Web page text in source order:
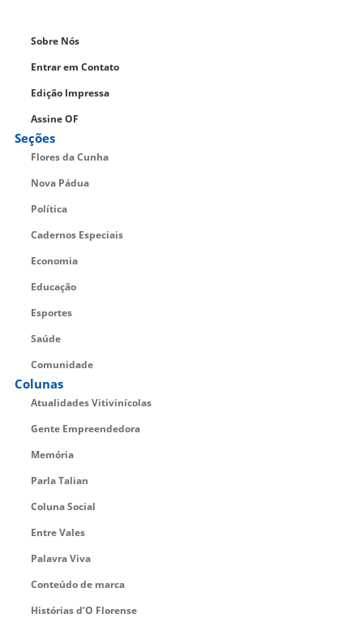
Sobre Nós
Entrar em Contato
Edição Impressa
Assine OF
Seções
Flores da Cunha
Nova Pádua
Política
Cadernos Especiais
Economia
Educação
Esportes
Saúde
Comunidade
Colunas
Atualidades Vitivinícolas
Gente Empreendedora
Memória
Parla Talian
Coluna Social
Entre Vales
Palavra Viva
Conteúdo de marca
Histórias d’O Florense